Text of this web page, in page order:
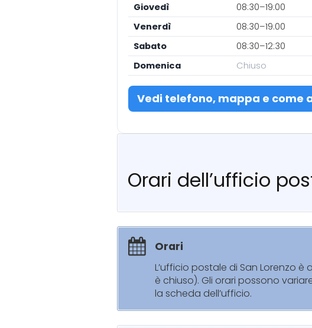
Giovedì
08:30–19:00
Venerdì
08:30–19:00
Sabato
08:30–12:30
Domenica
Chiuso
Vedi telefono, mappa e come
Orari dell’ufficio
Orari
L’ufficio postale di San Lorenzo
è chiuso). Gli orari possono
la scheda dell’ufficio.